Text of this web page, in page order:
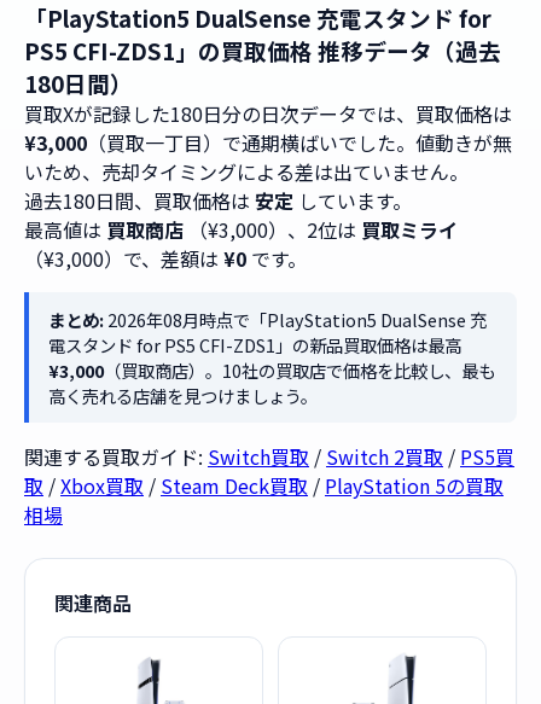
「PlayStation5 DualSense 充電スタンド for
PS5 CFI-ZDS1」の買取価格 推移データ（過去
180日間）
買取Xが記録した180日分の日次データでは、買取価格は
¥3,000 （買取一丁目）で通期横ばいでした。値動きが無
いため、売却タイミングによる差は出ていません。
過去180日間、買取価格は 安定 しています。
最高値は 買取商店 （¥3,000）、2位は 買取ミライ
（¥3,000）で、差額は ¥0 です。
まとめ:2026年08月時点で「PlayStation5 DualSense 充
電スタンド for PS5 CFI-ZDS1」の新品買取価格は最高
¥3,000（買取商店）。10社の買取店で価格を比較し、最も
高く売れる店舗を見つけましょう。
関連する買取ガイド: Switch買取 / Switch 2買取 / PS5買
取 /Xbox買取 / Steam Deck買取 / PlayStation 5の買取
相場
関連商品